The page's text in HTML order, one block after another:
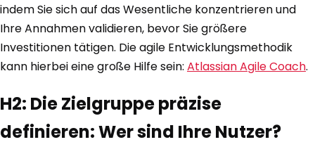
indem Sie sich auf das Wesentliche konzentrieren und
Ihre Annahmen validieren, bevor Sie größere
Investitionen tätigen. Die agile Entwicklungsmethodik
kann hierbei eine große Hilfe sein: Atlassian Agile Coach.
H2: Die Zielgruppe präzise
definieren: Wer sind Ihre Nutzer?